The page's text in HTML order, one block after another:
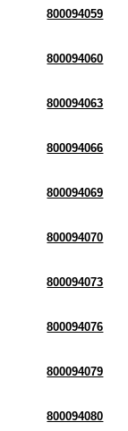
800094059
800094060
800094063
800094066
800094069
800094070
800094073
800094076
800094079
800094080